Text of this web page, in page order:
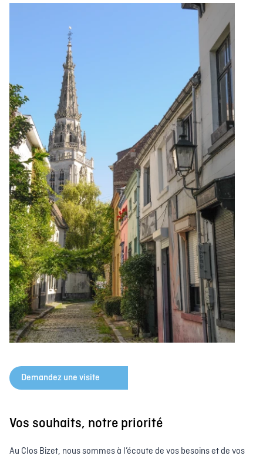
Demandez une visite
Vos souhaits, notre priorité
Au Clos Bizet, nous sommes à l’écoute de vos besoins et de vos